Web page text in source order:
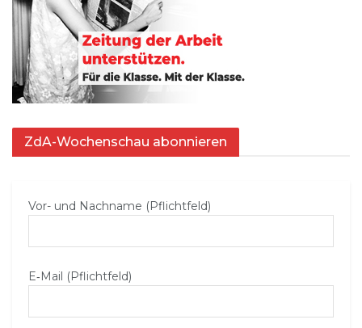
ZdA-Wochenschau abonnieren
Vor- und Nachname (Pflichtfeld)
E‑Mail (Pflichtfeld)